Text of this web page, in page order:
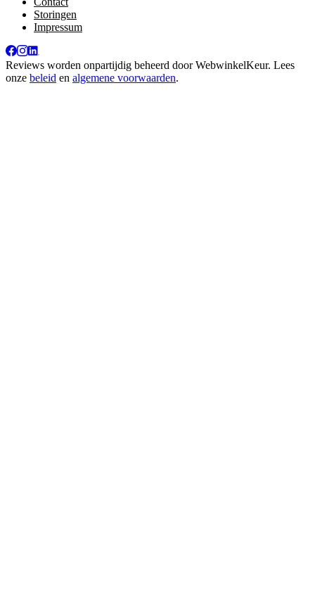
Storingen
Impressum
Reviews worden onpartijdig beheerd doorWebwinkelKeur. Lees
onze beleid en algemene voorwaarden.